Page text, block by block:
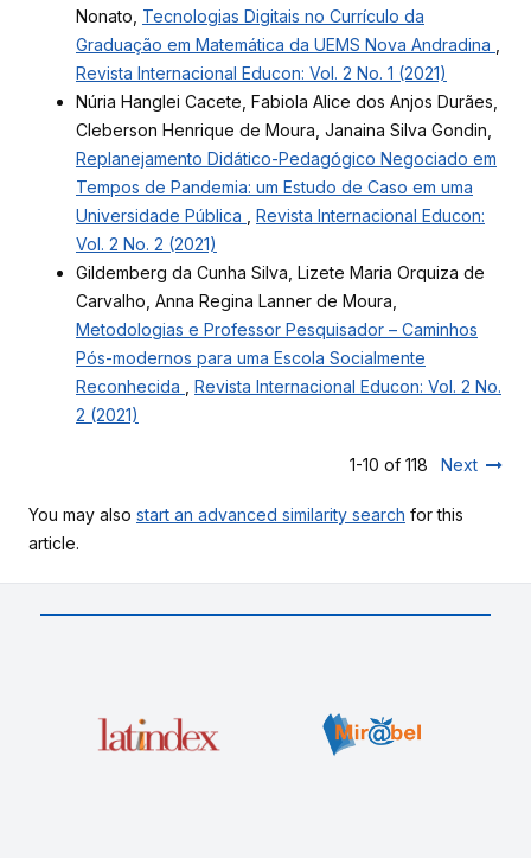
Nonato, Tecnologias Digitais no Currículo da
Graduação em Matemática da UEMS Nova Andradina
Revista Internacional Educon: Vol. 2 No. 1 (2021)
Núria Hanglei Cacete, Fabiola Alice dos Anjos Durães,
Cleberson Henrique de Moura, Janaina Silva Gondin,
Replanejamento Didático-Pedagógico Negociado em
Tempos de Pandemia: um Estudo de Caso em uma
Universidade Pública
Revista Internacional Educon:
Vol. 2 No. 2 (2021)
Gildemberg da Cunha Silva, Lizete Maria Orquiza de
Carvalho, Anna Regina Lanner de Moura,
Metodologias e Professor Pesquisador – Caminhos
Pós-modernos para uma Escola Socialmente
Reconhecida
Revista Internacional Educon: Vol. 2 No.
2 (2021)
1-10 of 118 Next
You may also start an advanced similarity search for this
article.